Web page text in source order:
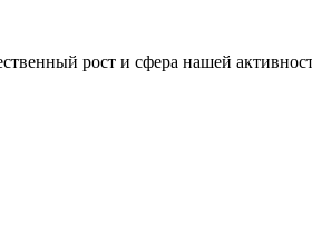
рост и сфера нашей